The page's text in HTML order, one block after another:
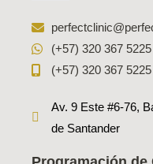
(+57) 320 367
(+57) 320 367
Av. 9 Este #6-76,
de Santander